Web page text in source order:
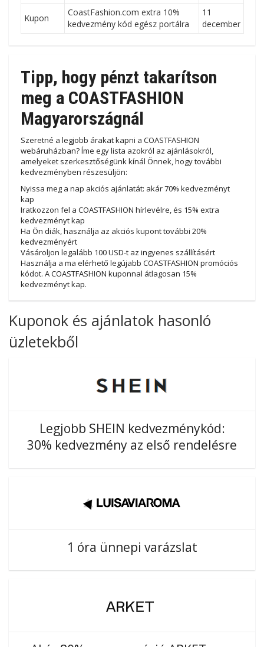
Kupon
CoastFashion.com extra 10%
kedvezmény kód egész portálra
11
december
Tipp, hogy pénzt takarítson
meg a COASTFASHION
Magyarországnál
Szeretné a legjobb árakat kapni a COASTFASHION
webáruházban? Íme egy lista azokról az ajánlásokról,
amelyeket szerkesztőségünk kínál Önnek, hogy további
kedvezményben részesüljön:
Nyissa meg a nap akciós ajánlatát: akár 70% kedvezményt
kap
Iratkozzon fel a COASTFASHION hírlevélre, és 15% extra
kedvezményt kap
Ha Ön diák, használja az akciós kupont további 20%
kedvezményért
Vásároljon legalább 100 USD-t az ingyenes szállításért
Használja a ma elérhető legújabb COASTFASHION promóciós
kódot. A COASTFASHION kuponnal átlagosan 15%
kedvezményt kap.
Kuponok és ajánlatok hasonló
üzletekből
Legjobb SHEIN kedvezménykód:
30% kedvezmény az első rendelésre
1 óra ünnepi varázslat